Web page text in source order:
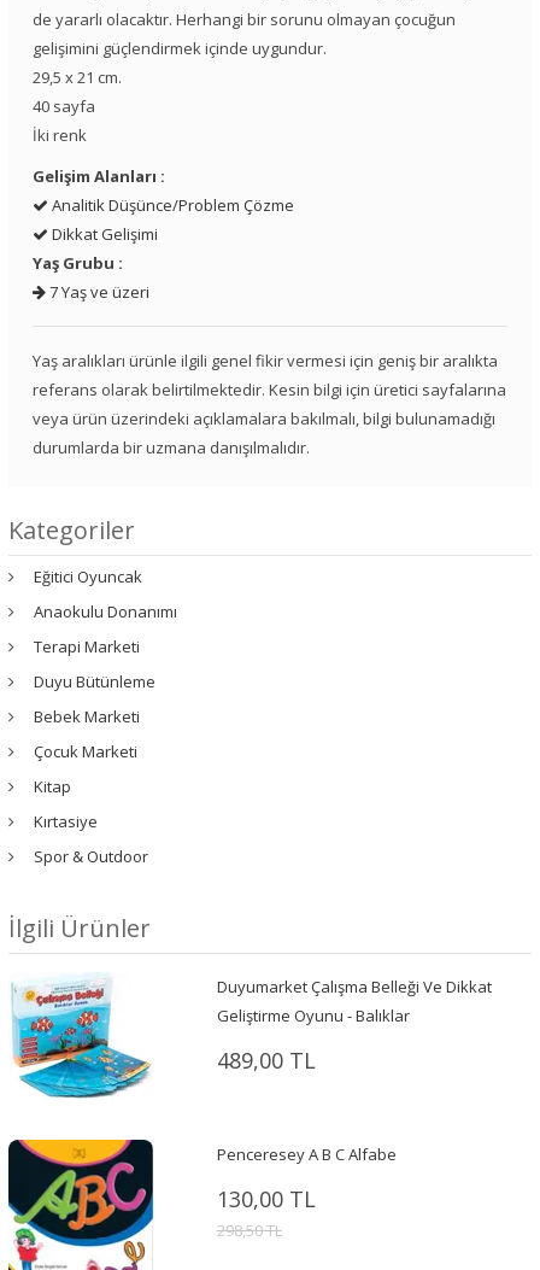
de yararlı olacaktır. Herhangi bir sorunu olmayan çocuğun
gelişimini güçlendirmek içinde uygundur.
29,5 x 21 cm.
40 sayfa
İki renk
Gelişim Alanları :
Analitik Düşünce/Problem Çözme
Dikkat Gelişimi
Yaş Grubu :
7 Yaş ve üzeri
Yaş aralıkları ürünle ilgili genel fikir vermesi için geniş bir aralıkta
referans olarak belirtilmektedir. Kesin bilgi için üretici sayfalarına
veya ürün üzerindeki açıklamalara bakılmalı, bilgi bulunamadığı
durumlarda bir uzmana danışılmalıdır.
Kategoriler
Eğitici Oyuncak
Anaokulu Donanımı
Terapi Marketi
Duyu Bütünleme
Bebek Marketi
Çocuk Marketi
Kitap
Kırtasiye
Spor & Outdoor
İlgili Ürünler
Duyumarket Çalışma Belleği Ve Dikkat
Geliştirme Oyunu - Balıklar
489,00 TL
Penceresey A B C Alfabe
130,00 TL
298,50 TL